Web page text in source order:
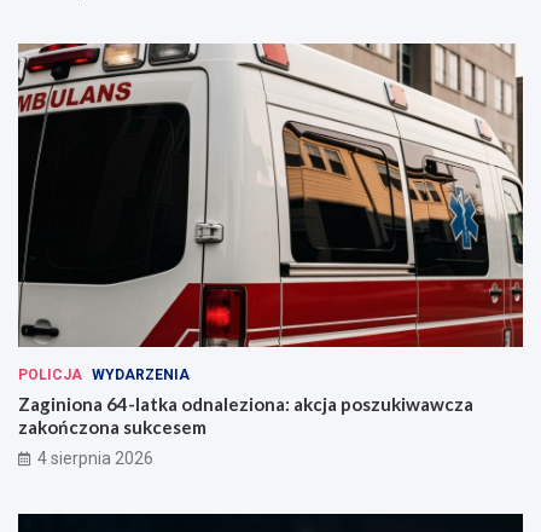
POLICJA WYDARZENIA
Zaginiona 64-latka odnaleziona: akcja poszukiwawcza
zakończona sukcesem
4 sierpnia 2026